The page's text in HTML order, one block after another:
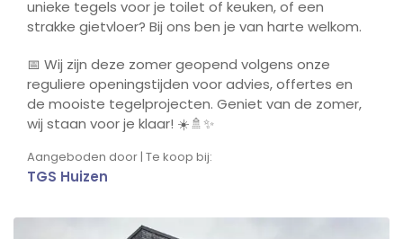
unieke tegels voor je toilet of keuken, of een
strakke gietvloer? Bij ons ben je van harte welkom.
📅 Wij zijn deze zomer geopend volgens onze
reguliere openingstijden voor advies, offertes en
de mooiste tegelprojecten. Geniet van de zomer,
wij staan voor je klaar! ☀️🚿✨
Aangeboden door | Te koop bij:
TGS Huizen